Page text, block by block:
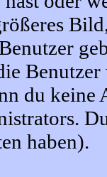
du keine
haben).